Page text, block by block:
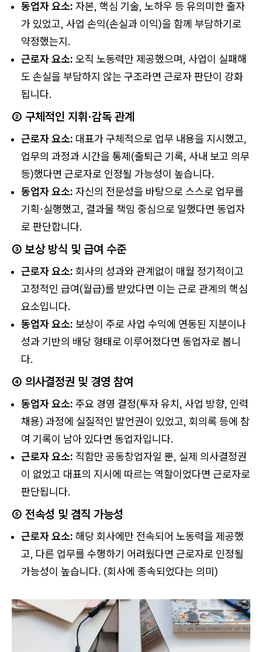
동업자 요소: 자본, 핵심 기술, 노하우 등 유의미한 출자
가 있었고, 사업 손익(손실과 이익)을 함께 부담하기로
약정했는지.
근로자 요소: 오직 노동력만 제공했으며, 사업이 실패해
도 손실을 부담하지 않는 구조라면 근로자 판단이 강화
됩니다.
② 구체적인 지휘·감독 관계
근로자 요소: 대표가 구체적으로 업무 내용을 지시했고,
업무의 과정과 시간을 통제(출퇴근 기록, 사내 보고 의무
등)했다면 근로자로 인정될 가능성이 높습니다.
동업자 요소: 자신의 전문성을 바탕으로 스스로 업무를
기획·실행했고, 결과물 책임 중심으로 일했다면 동업자
로 판단합니다.
③ 보상 방식 및 급여 수준
근로자 요소: 회사의 성과와 관계없이 매월 정기적이고
고정적인 급여(월급)를 받았다면 이는 근로 관계의 핵심
요소입니다.
동업자 요소: 보상이 주로 사업 수익에 연동된 지분이나
성과 기반의 배당 형태로 이루어졌다면 동업자로 봅니
다.
④ 의사결정권 및 경영 참여
동업자 요소: 주요 경영 결정(투자 유치, 사업 방향, 인력
채용) 과정에 실질적인 발언권이 있었고, 회의록 등에 참
여 기록이 남아 있다면 동업자입니다.
근로자 요소: 직함만 공동창업자일 뿐, 실제 의사결정권
이 없었고 대표의 지시에 따르는 역할이었다면 근로자로
판단됩니다.
⑤ 전속성 및 겸직 가능성
근로자 요소: 해당 회사에만 전속되어 노동력을 제공했
고, 다른 업무를 수행하기 어려웠다면 근로자로 인정될
가능성이 높습니다. (회사에 종속되었다는 의미)